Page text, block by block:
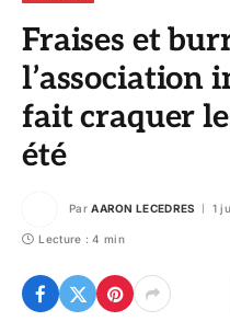
Fraises et
l’association
fait craquer
été
Par AARON LECEDRES 1
Lecture : 4 min